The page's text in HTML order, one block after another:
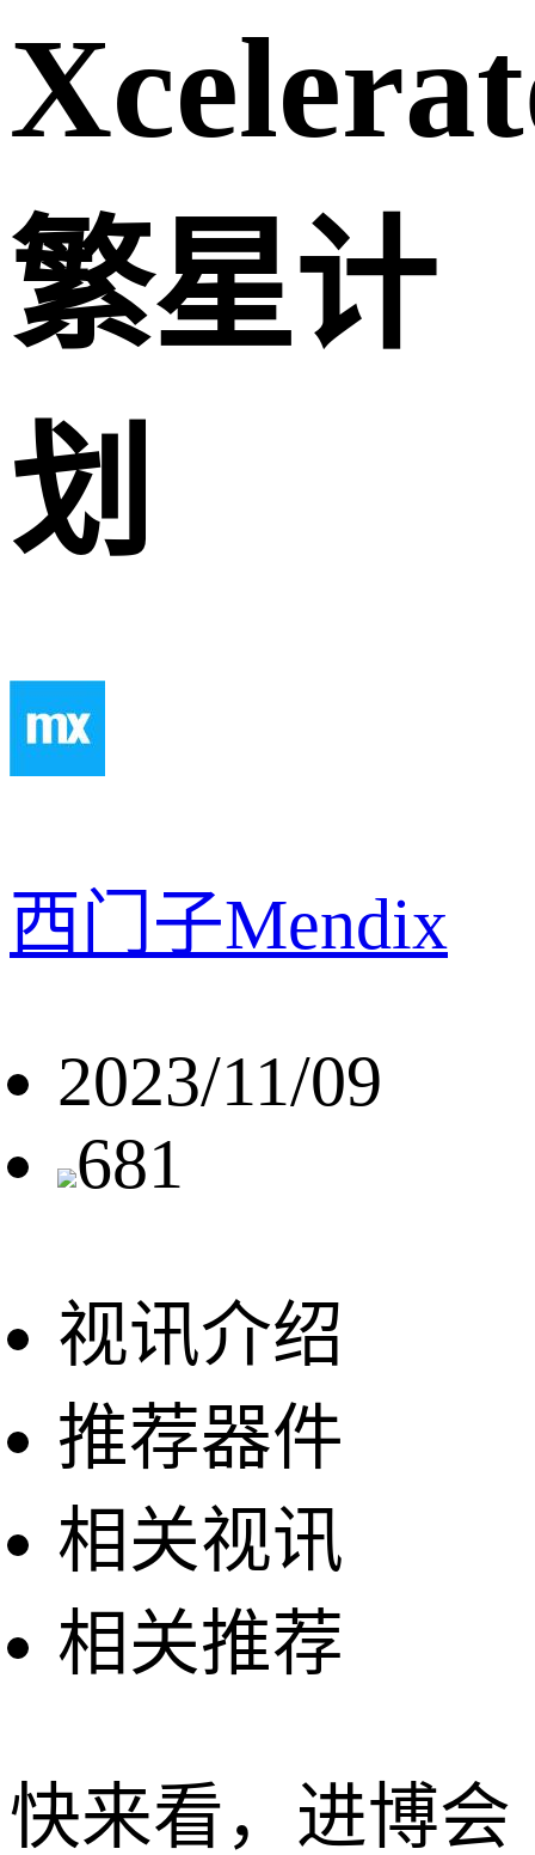
繁星计
划
西门子Mendix
2023/11/09
681
视讯介绍
推荐器件
相关视讯
相关推荐
快来看，进博会